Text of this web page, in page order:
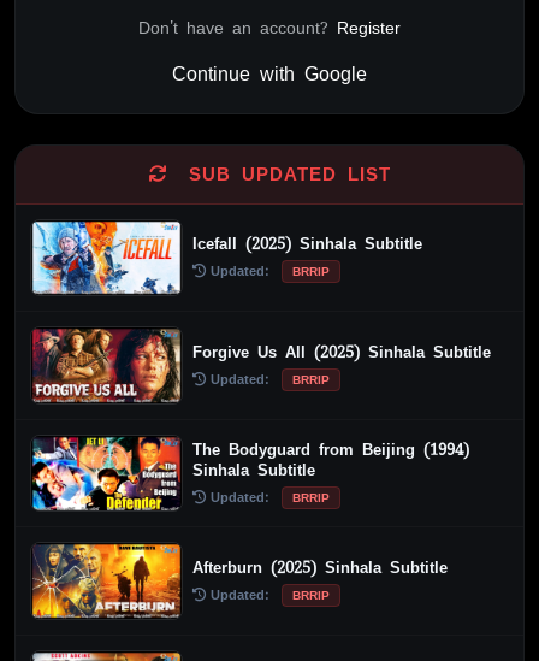
Don't have an account? Register
Continue with Google
SUB UPDATED LIST
Icefall (2025) Sinhala Subtitle
Updated: BRRIP
Forgive Us All (2025) Sinhala Subtitle
Updated: BRRIP
The Bodyguard from Beijing (1994)
Sinhala Subtitle
Updated: BRRIP
Afterburn (2025) Sinhala Subtitle
Updated: BRRIP